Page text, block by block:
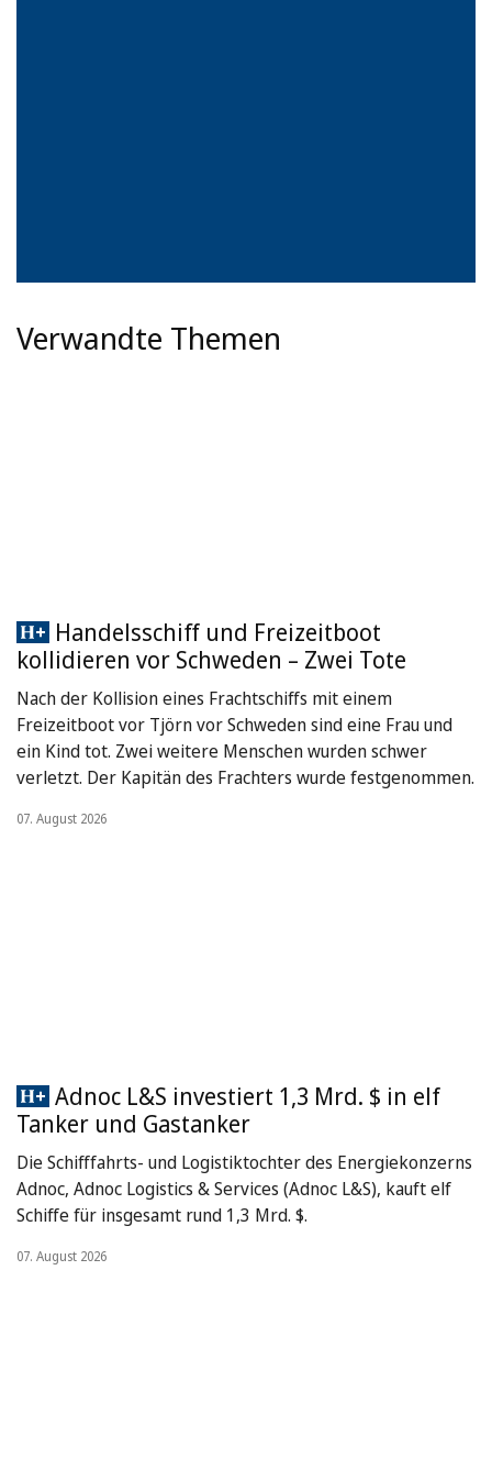
Verwandte Themen
Handelsschiff und Freizeitboot
kollidieren vor Schweden – Zwei Tote
Nach der Kollision eines Frachtschiffs mit einem
Freizeitboot vor Tjörn vor Schweden sind eine Frau und
ein Kind tot. Zwei weitere Menschen wurden schwer
verletzt. Der Kapitän des Frachters wurde festgenommen.
07. August 2026
Adnoc L&S investiert 1,3 Mrd. $ in elf
Tanker und Gastanker
Die Schifffahrts- und Logistiktochter des Energiekonzerns
Adnoc, Adnoc Logistics & Services (Adnoc L&S), kauft elf
Schiffe für insgesamt rund 1,3 Mrd. $.
07. August 2026